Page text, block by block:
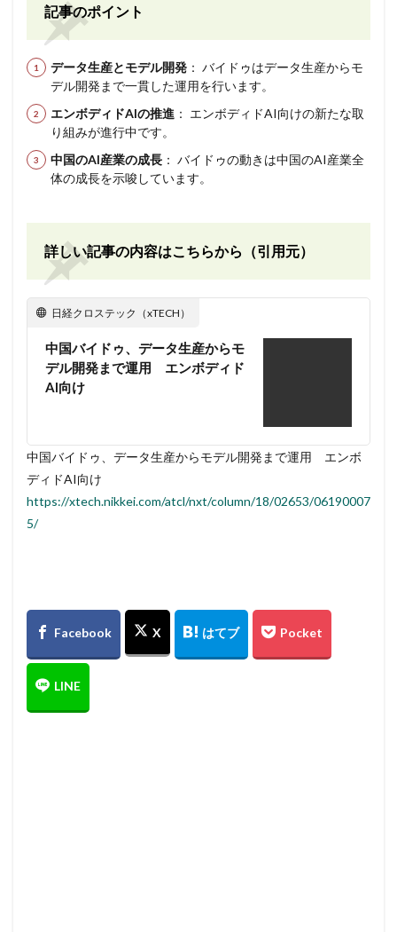
記事のポイント
データ生産とモデル開発 ： バイドゥはデータ生産からモ
デル開発まで一貫した運用を行います。
エンボディドAIの推進 ： エンボディドAI向けの新たな取
り組みが進行中です。
中国のAI産業の成長 ： バイドゥの動きは中国のAI産業全
体の成長を示唆しています。
詳しい記事の内容はこちらから（引用元）
日経クロステック（xTECH）
中国バイドゥ、データ生産からモ
デル開発まで運用 エンボディド
AI向け
中国バイドゥ、データ生産からモデル開発まで運用 エンボ
ディドAI向け
https://xtech.nikkei.com/atcl/nxt/column/18/02653/06190007
5/